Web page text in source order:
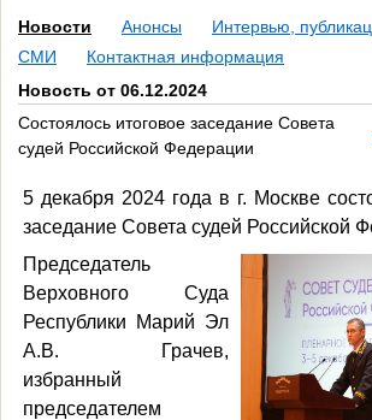
Новости Анонсы
Интервью,
СМИ
Контактная информация
Новость от 06.12.2024
Состоялось итоговое заседание Совета
судей Российской Федерации
5 декабря 2024 года в г. Москве
заседание Совета судей Российской
Председатель
Верховного Суда
Республики Марий Эл
А.В. Грачев,
избранный
председателем